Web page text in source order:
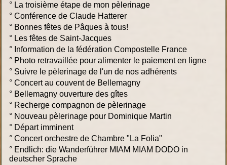
° La troisième étape de mon pèlerinage
° Conférence de Claude Hatterer
° Bonnes fêtes de Pâques à tous!
° Les fêtes de Saint-Jacques
° Information de la fédération Compostelle France
° Photo retravaillée pour alimenter le paiement en ligne
° Suivre le pèlerinage de l'un de nos adhérents
° Concert au couvent de Bellemagny
° Bellemagny ouverture des gîtes
° Recherge compagnon de pèlerinage
° Nouveau pèlerinage pour Dominique Martin
° Départ imminent
° Concert orchestre de Chambre "La Folia"
° Endlich: die Wanderführer MIAM MIAM DODO in
deutscher Sprache